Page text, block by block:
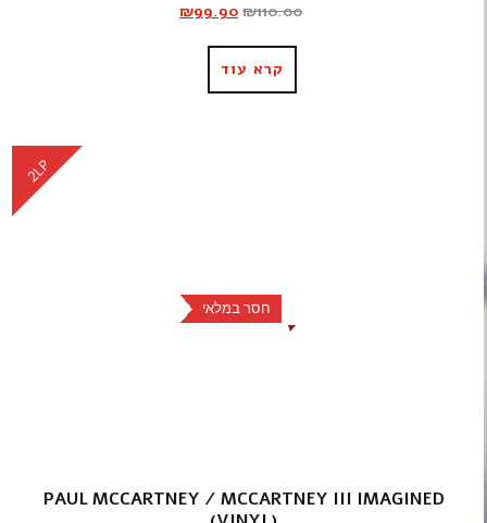
₪110.00
₪99.90
קרא עוד
חסר במלאי
2LP
PAUL MCCARTNEY / MCCARTNEY III IMAGINED